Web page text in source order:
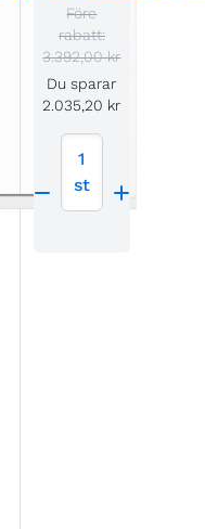
Före
rabatt:
3.392,00 kr
Du sparar
2.035,20 kr
1
st